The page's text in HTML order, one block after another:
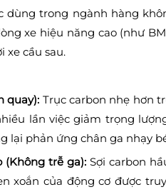
dùng trong ngành hàng
xe hiệu năng cao (như
xe cầu sau.
quay): Trục carbon nhẹ hơn
lần việc giảm trọng
lại phản ứng chân ga nhạy
(Không trễ ga):Sợi carbon
xoắn của động cơ được